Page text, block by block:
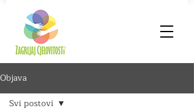
Objava
Svi postovi